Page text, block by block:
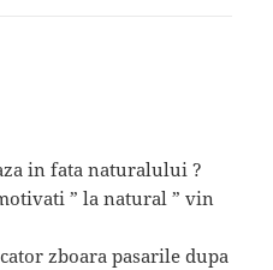
in fata naturalului ?
” la natural ” vin
zboara pasarile dupa